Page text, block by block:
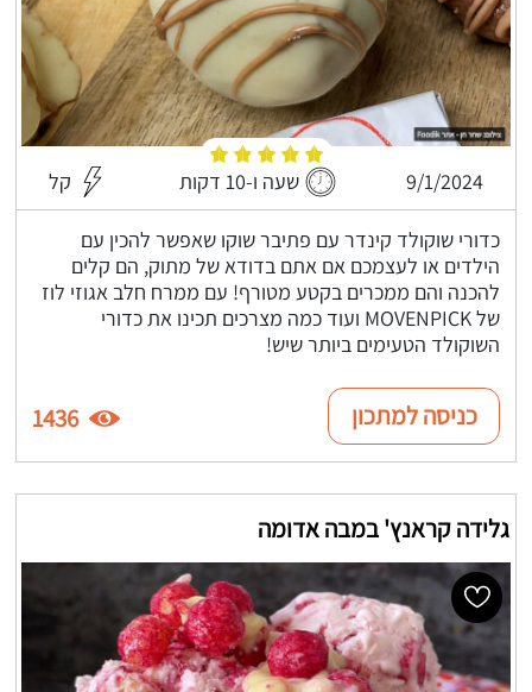
9/1/2024 שעה ו-10 דקות קל
כדורי שוקולד קינדר עם פתיבר שוקו שאפשר להכין עם
הילדים או לעצמכם אם אתם בדודא של מתוק, הם קלים
להכנה והם ממכרים בקטע מטורף! עם ממרח חלב אגוזי לוז
של MOVENPICK ועוד כמה מצרכים תכינו את כדורי
השוקולד הטעימים ביותר שיש!
כניסה למתכון 1436
גלידה קראנץ' במבה אדומה